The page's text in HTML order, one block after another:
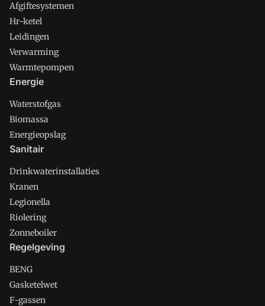
Afgiftesystemen
Hr-ketel
Leidingen
Verwarming
Warmtepompen
Energie
Waterstofgas
Biomassa
Energieopslag
Sanitair
Drinkwaterinstallaties
Kranen
Legionella
Riolering
Zonneboiler
Regelgeving
BENG
Gasketelwet
F-gassen